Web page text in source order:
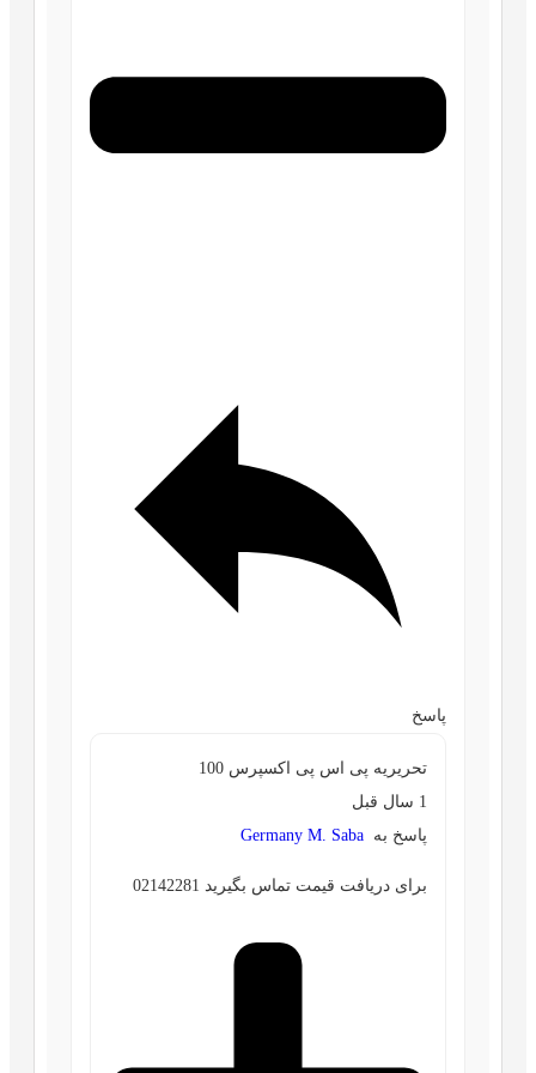
پاسخ
تحریریه پی اس پی اکسپرس 100
1 سال قبل
پاسخ به Germany M. Saba
برای دریافت قیمت تماس بگیرید 02142281